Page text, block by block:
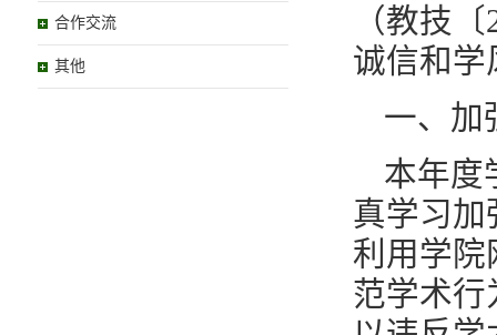
合作交流
其他
（教技
诚信和学
一、加
本年度
真学习加
利用学院
范学术行